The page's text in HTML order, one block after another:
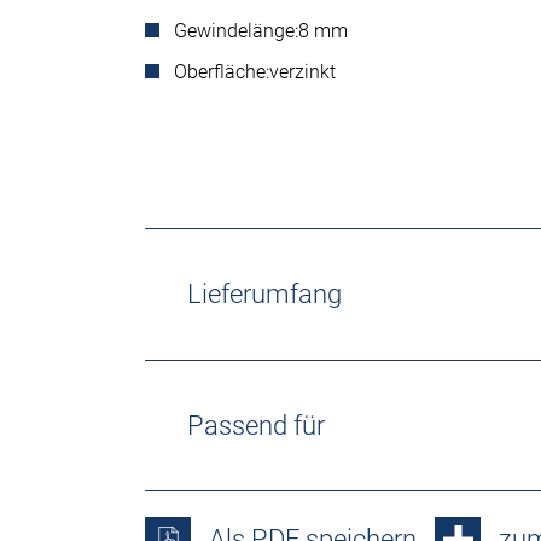
Gewindelänge:8 mm
Oberfläche:verzinkt
Lieferumfang
Passend für